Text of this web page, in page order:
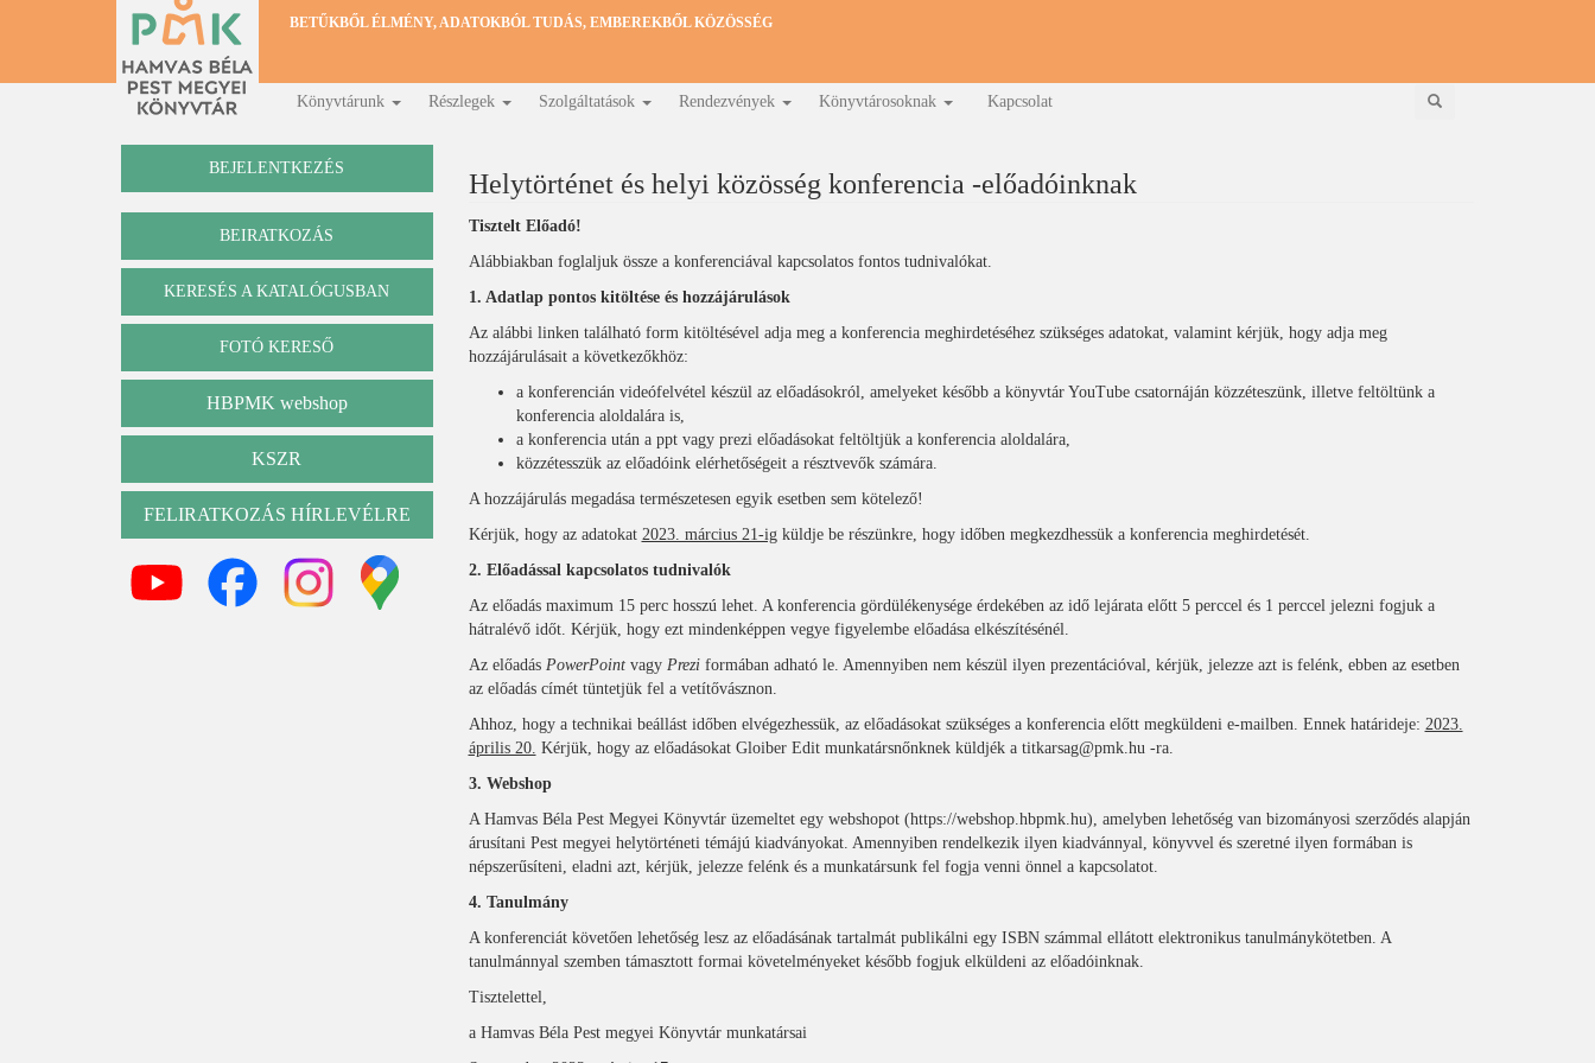
BETŰKBŐL ÉLMÉNY, ADATOKBÓL TUDÁS, EMBEREKBŐL KÖZÖSSÉG
Fő
navigáció
Könyvtárunk Részlegek Szolgáltatások Rendezvények Könyvtárosoknak Kapcsolat Keresés
BEJELENTKEZÉS
BEIRATKOZÁS
Katalógus
KERESÉS A KATALÓGUSBAN
FOTÓ KERESŐ
HBPMK webshop
KSZR
FELIRATKOZÁS HÍRLEVÉLRE
Helytörténet és helyi közösség konferencia -előadóinknak
Tisztelt Előadó!
Alábbiakban foglaljuk össze a konferenciával kapcsolatos fontos tudnivalókat.
1. Adatlap pontos kitöltése és hozzájárulások
Az alábbi linken található form kitöltésével adja meg a konferencia meghirdetéséhez szükséges adatokat, valamint kérjük, hogy adja meg
hozzájárulásait a következőkhöz:
a konferencián videófelvétel készül az előadásokról, amelyeket később a könyvtár YouTube csatornáján közzéteszünk, illetve feltöltünk a
konferencia aloldalára is,
a konferencia után a ppt vagy prezi előadásokat feltöltjük a konferencia aloldalára,
közzétesszük az előadóink elérhetőségeit a résztvevők számára.
A hozzájárulás megadása természetesen egyik esetben sem kötelező!
Kérjük, hogy az adatokat 2023. március 21-igküldje be részünkre, hogy időben megkezdhessük a konferencia meghirdetését.
2. Előadással kapcsolatos tudnivalók
Az előadás maximum 15 perc hosszú lehet. A konferencia gördülékenysége érdekében az idő lejárata előtt 5 perccel és 1 perccel jelezni fogjuk a
hátralévő időt. Kérjük, hogy ezt mindenképpen vegye figyelembe előadása elkészítésénél.
Az előadás PowerPointvagy Preziformában adható le. Amennyiben nem készül ilyen prezentációval, kérjük, jelezze azt is felénk, ebben az esetben
az előadás címét tüntetjük fel a vetítővásznon.
Ahhoz, hogy a technikai beállást időben elvégezhessük, az előadásokat szükséges a konferencia előtt megküldeni e-mailben. Ennek határideje: 2023.
április 20. Kérjük, hogy az előadásokat Gloiber Edit munkatársnőnknek küldjék a titkarsag@pmk.hu -ra.
3. Webshop
A Hamvas Béla Pest Megyei Könyvtár üzemeltet egy webshopot (https://webshop.hbpmk.hu), amelyben lehetőség van bizományosi szerződés alapján
árusítani Pest megyei helytörténeti témájú kiadványokat. Amennyiben rendelkezik ilyen kiadvánnyal, könyvvel és szeretné ilyen formában is
népszerűsíteni, eladni azt, kérjük, jelezze felénk és a munkatársunk fel fogja venni önnel a kapcsolatot.
4. Tanulmány
A konferenciát követően lehetőség lesz az előadásának tartalmát publikálni egy ISBN számmal ellátott elektronikus tanulmánykötetben. A
tanulmánnyal szemben támasztott formai követelményeket később fogjuk elküldeni az előadóinknak.
Tisztelettel,
a Hamvas Béla Pest megyei Könyvtár munkatársai